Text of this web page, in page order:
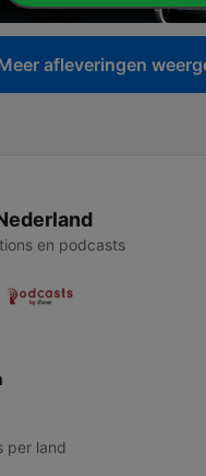
afleveringen
en podcasts
per land